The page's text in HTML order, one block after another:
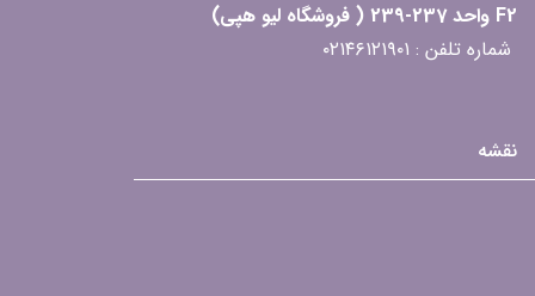
F2 واحد 237-239 ( فروشگاه لیو هپی)
شماره تلفن : ۰۲۱۴۶۱۲۱۹۰۱
نقشه